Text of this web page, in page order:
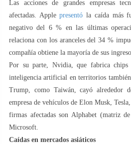
Las acciones de grandes empresas
afectadas. Applepresentó la caída más
negativo del 6 % en las últimas
relaciona con los aranceles del 34 %
compañía obtiene la mayoría de sus
Por su parte, Nvidia, que fabrica chips
inteligencia artificial en territorios también
Trump, como Taiwán, cayó alrededor
empresa de vehículos de Elon Musk,
firmas afectadas son Alphabet (matriz
Microsoft.
Caídas en mercados asiáticos